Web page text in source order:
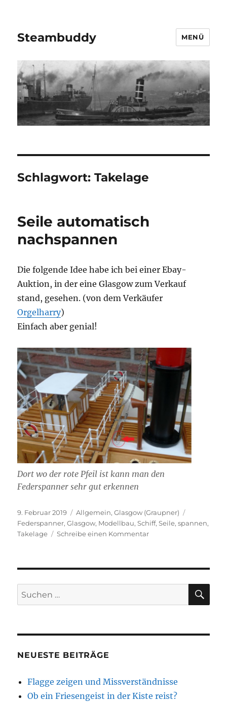
Steambuddy MENÜ
Schlagwort:Takelage
Seile automatisch
nachspannen
Die folgende Idee habe ich bei einer Ebay-
Auktion, in der eine Glasgow zum Verkauf
stand, gesehen. (von dem Verkäufer
Orgelharry)
Einfach aber genial!
Dort wo der rote Pfeil ist kann man den
Federspanner sehr gut erkennen
Veröffentlicht
am
9. Februar 2019 Kategorien
Allgemein,Glasgow (Graupner)
Federspanner,Glasgow, Modellbau,Schiff,Seile,spannen,
Takelage
Schreibe einen Kommentarzu
Suchen
nach:
NEUESTE BEITRÄGE
Flagge zeigen und Missverständnisse
Ob ein Friesengeist in der Kiste reist?